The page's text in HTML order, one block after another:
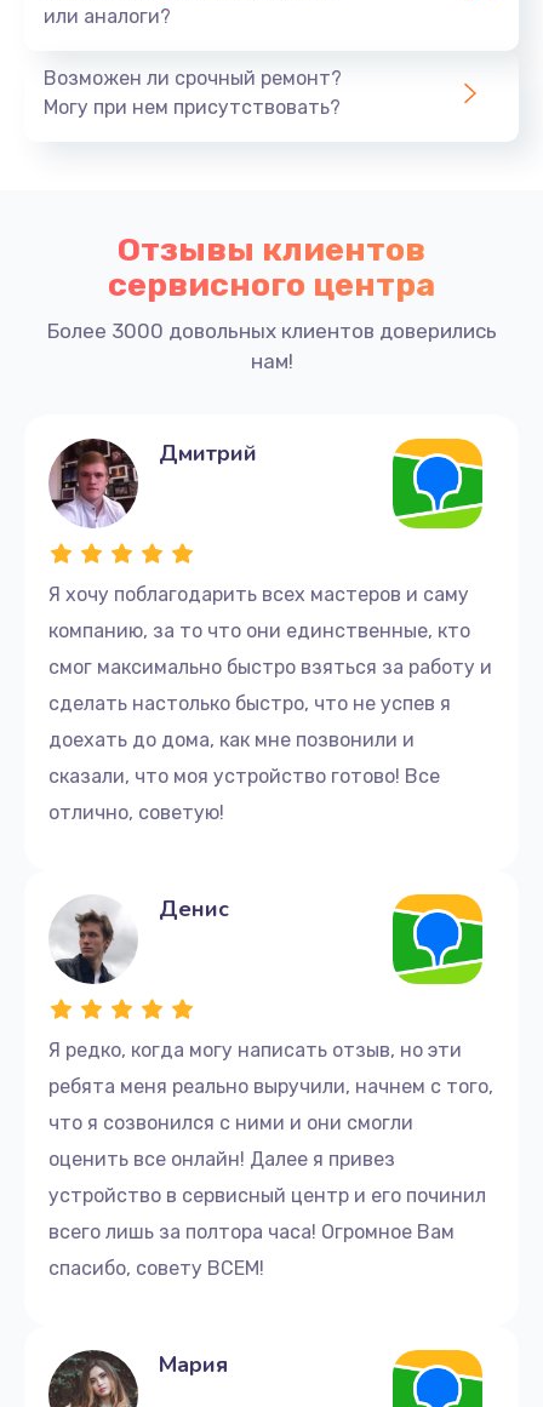
или аналоги?
Возможен ли срочный ремонт?
Могу при нем присутствовать?
Отзывы клиентов
сервисного центра
Более 3000 довольных клиентов доверились
нам!
Я хочу поблагодарить всех мастеров и саму
компанию, за то что они единственные, кто
смог максимально быстро взяться за работу и
сделать настолько быстро, что не успев я
доехать до дома, как мне позвонили и
сказали, что моя устройство готово! Все
отлично, советую!
Дмитрий
Я редко, когда могу написать отзыв, но эти
ребята меня реально выручили, начнем с того,
что я созвонился с ними и они смогли
оценить все онлайн! Далее я привез
устройство в сервисный центр и его починил
всего лишь за полтора часа! Огромное Вам
спасибо, совету ВСЕМ!
Денис
Мария